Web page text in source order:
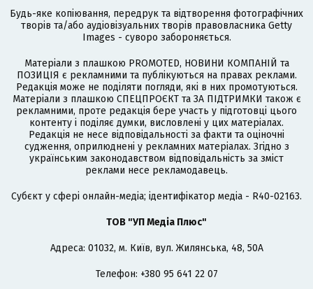
Будь-яке копіювання, передрук та відтворення фотографічних
творів та/або аудіовізуальних творів правовласника Getty
Images - суворо забороняється.
Матеріали з плашкою PROMOTED, НОВИНИ КОМПАНІЙ та
ПОЗИЦІЯ є рекламними та публікуються на правах реклами.
Редакція може не поділяти погляди, які в них промотуються.
Матеріали з плашкою СПЕЦПРОЄКТ та ЗА ПІДТРИМКИ також є
рекламними, проте редакція бере участь у підготовці цього
контенту і поділяє думки, висловлені у цих матеріалах.
Редакція не несе відповідальності за факти та оціночні
судження, оприлюднені у рекламних матеріалах. Згідно з
українським законодавством відповідальність за зміст
реклами несе рекламодавець.
Cубєкт у сфері онлайн-медіа; ідентифікатор медіа - R40-02163.
ТОВ "УП Медіа Плюс"
Адреса: 01032, м. Київ, вул. Жилянська, 48, 50А
Телефон: +380 95 641 22 07